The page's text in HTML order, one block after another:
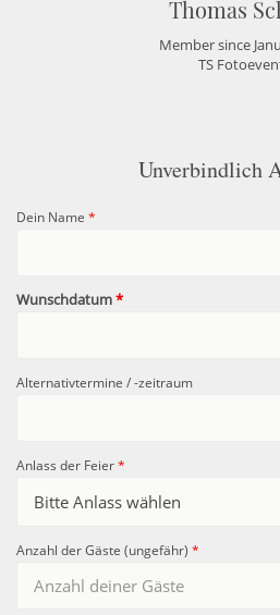
Thomas
Member since
TS
Unverbindlich
Dein Name *
Wunschdatum*
Alternativtermine / -zeitraum
Anlass der Feier*
Anzahl der Gäste (ungefähr) *